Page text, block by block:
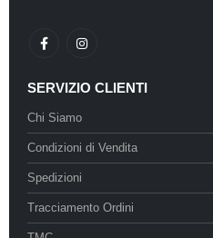
SERVIZIO CLIENTI
Chi Siamo
Condizioni di Vendita
Spedizioni
Tracciamento Ordini